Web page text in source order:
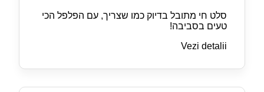
סלט חי מתובל בדיוק כמו שצריך, עם הפלפל הכי
טעים בסביבה!
Vezi detalii